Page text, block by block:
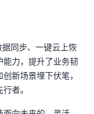
同步、一键云上恢
能力，提升了业务韧
新场景埋下伏笔，
者。